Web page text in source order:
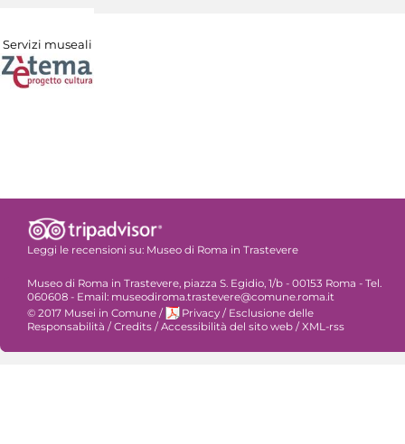
Servizi museali
Leggi le recensioni su: Museo di Roma in Trastevere
Museo di Roma in Trastevere, piazza S. Egidio, 1/b - 00153 Roma - Tel.
060608 - Email: museodiroma.trastevere@comune.roma.it
© 2017 Musei in Comune / Privacy / Esclusione delle
Responsabilità /Credits /Accessibilità del sito web /XML-rss